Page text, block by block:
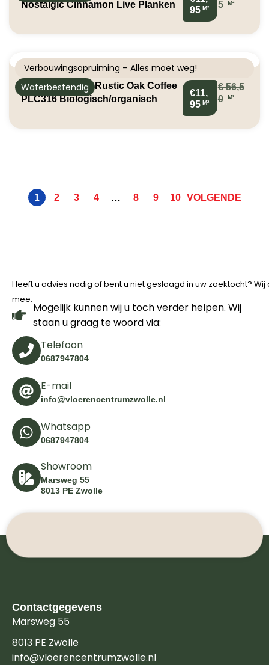
Nostalgic Cinnamon Live Planken
95 M²
5
M²
Verbouwingsopruiming – Alles moet weg!
Waterbestendig
Wineo Klik PVC Rustic Oak Coffee
PLC316 Biologisch/organisch
€11,
95 M²
€56,5
0
M²
1 2 3 4 … 8 9 10 VOLGENDE
Heeft u advies nodig of bent u niet geslaagd in uw zoektocht?
mee.
Mogelijk kunnen wij u toch verder helpen. Wij
staan u graag te woord via:
Telefoon
0687947804
E-mail
info@vloerencentrumzwolle.nl
Whatsapp
0687947804
Showroom
Marsweg 55
8013 PE Zwolle
Contactgegevens
Marsweg 55
8013 PE Zwolle
info@vloerencentrumzwolle.nl